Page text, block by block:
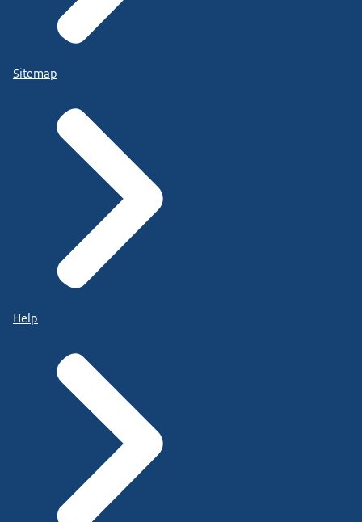
Sitemap
Help